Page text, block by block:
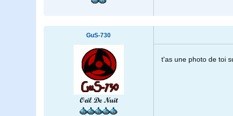
GuS-730
Oeil De Nuit
t'as une photo de toi